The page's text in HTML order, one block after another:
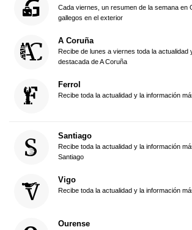
Cada viernes, un resumen de la semana en
gallegos en el exterior
A Coruña
Recibe de lunes a viernes toda la actualidad
destacada de A Coruña
Ferrol
Recibe toda la actualidad y la información
Santiago
Recibe toda la actualidad y la información
Santiago
Vigo
Recibe toda la actualidad y la información
Ourense